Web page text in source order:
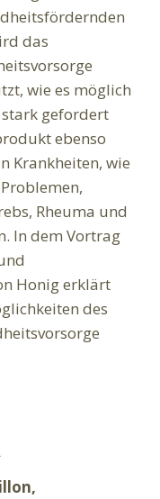
das
wie es möglich
gefordert
ebenso
Krankheiten, wie
Rheuma und
In dem Vortrag
Honig erklärt
des